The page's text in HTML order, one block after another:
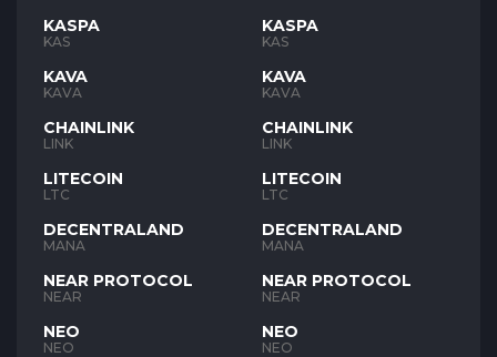
KASPA
KAS
KAVA
KAVA
CHAINLINK
LINK
LITECOIN
LTC
DECENTRALAND
MANA
NEAR PROTOCOL
NEAR
NEO
NEO
KASPA
KAS
KAVA
KAVA
CHAINLINK
LINK
LITECOIN
LTC
DECENTRALAND
MANA
NEAR PROTOCOL
NEAR
NEO
NEO